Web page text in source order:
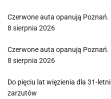
Czerwone auta opanują Poznań.
8 sierpnia 2026
Czerwone auta opanują Poznań.
8 sierpnia 2026
Do pięciu lat więzienia dla 31-
zarzutów